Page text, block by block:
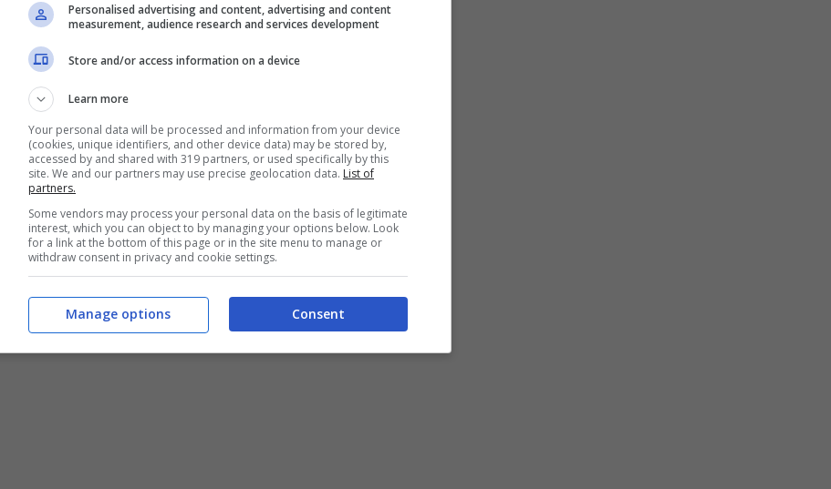
Cosa aggiungere al pollo per renderlo cremosissimo – buttalapasta.it
Personalised advertising and content, advertising and content
measurement, audience research and services development
Store and/or access information on a device
Learn more
Your personal data will be processed and information from your device
(cookies, unique identifiers, and other device data) may be stored by,
accessed by and shared with 319 partners, or used specifically by this
site. We and our partners may use precise geolocation data. List of
partners.
Some vendors may process your personal data on the basis of legitimate
interest, which you can object to by managing your options below. Look
for a link at the bottom of this page or in the site menu to manage or
withdraw consent in privacy and cookie settings.
Consent
Manage options